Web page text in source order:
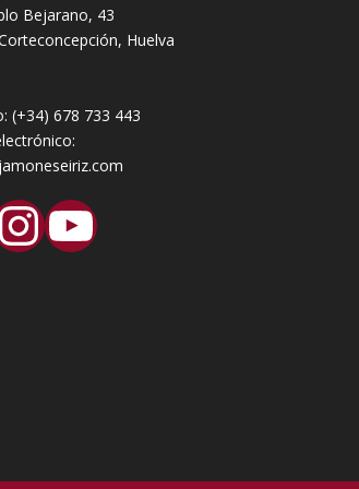
Bejarano, 43
Huelva
(+34) 678 733 443
YouTube